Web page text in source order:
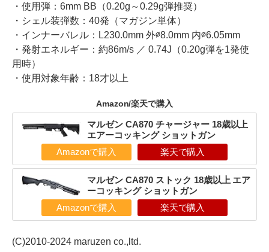
・使用弾：6mm BB（0.20g～0.29g弾推奨）
・シェル装弾数：40発（マガジン単体）
・インナーバレル：L230.0mm 外∅8.0mm 内∅6.05mm
・発射エネルギー：約86m/s ／ 0.74J（0.20g弾を1発使
用時）
・使用対象年齢：18才以上
Amazon/楽天で購入
マルゼン CA870 チャージャー 18歳以上
エアーコッキング ショットガン
Amazonで購入 楽天で購入
マルゼン CA870 ストック 18歳以上 エア
ーコッキング ショットガン
Amazonで購入 楽天で購入
(C)2010-2024 maruzen co.,ltd.